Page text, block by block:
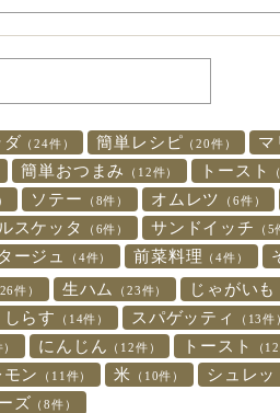
ダ （24件） 簡単レシピ （20件） マ
簡単おつまみ （12件） トースト
ソテー （8件） オムレツ （6件）
スケッタ （6件） サンドイッチ （5
ージュ （4件） 前菜料理 （4件）
26件） 生ハム （23件） じゃがいも
しらす （14件） スパゲッティ （13件
にんじん （12件） トースト （
モン （11件） 米 （10件） シュレ
ズ （8件）